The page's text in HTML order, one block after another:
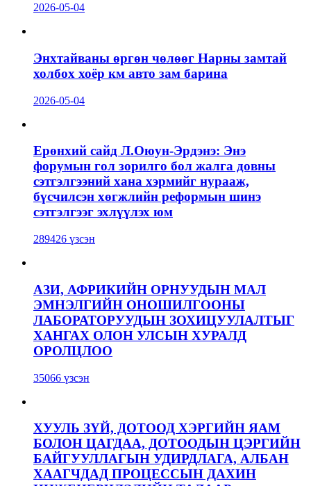
2026-05-04
Энхтайваны өргөн чөлөөг Нарны замтай
холбох хоёр км авто зам барина
2026-05-04
Ерөнхий сайд Л.Оюун-Эрдэнэ: Энэ
форумын гол зорилго бол жалга довны
сэтгэлгээний хана хэрмийг нурааж,
бүсчилсэн хөгжлийн реформын шинэ
сэтгэлгээг эхлүүлэх юм
289426 үзсэн
АЗИ, АФРИКИЙН ОРНУУДЫН МАЛ
ЭМНЭЛГИЙН ОНОШИЛГООНЫ
ЛАБОРАТОРУУДЫН ЗОХИЦУУЛАЛТЫГ
ХАНГАХ ОЛОН УЛСЫН ХУРАЛД
ОРОЛЦЛОО
35066 үзсэн
ХУУЛЬ ЗҮЙ, ДОТООД ХЭРГИЙН ЯАМ
БОЛОН ЦАГДАА, ДОТООДЫН ЦЭРГИЙН
БАЙГУУЛЛАГЫН УДИРДЛАГА, АЛБАН
ХААГЧДАД ПРОЦЕССЫН ДАХИН